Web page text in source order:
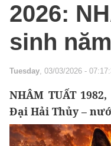
2026:
sinh
Tuesday, 03/03/2026 -
NHÂM TUẤT
Đại Hải Thủy –